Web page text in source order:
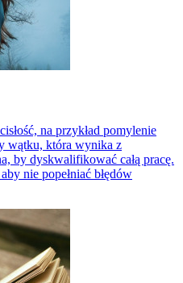
na przykład pomylenie
wątku, która wynika z
by dyskwalifikować całą pracę.
nie popełniać błędów